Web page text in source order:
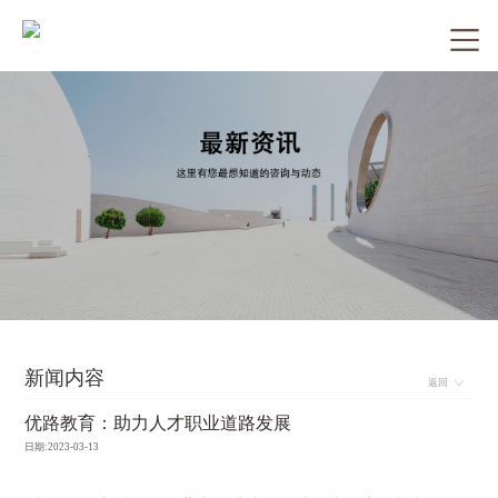
新闻内容 返回
​优路教育：助力人才职业道路发展
日期:2023-03-13